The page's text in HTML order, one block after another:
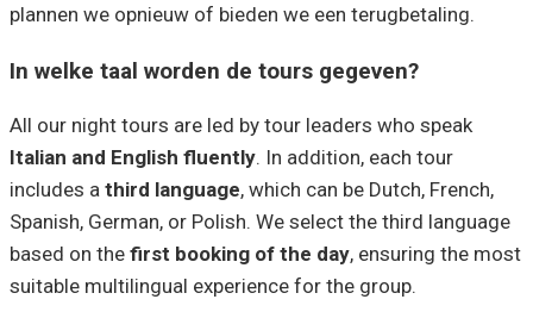
plannen we opnieuw of bieden we een terugbetaling.
In welke taal worden de tours gegeven?
All our night tours are led by tour leaders who speak
Italian and English fluently. In addition, each tour
includes a third language, which can be Dutch, French,
Spanish, German, or Polish. We select the third language
based on the first booking of the day, ensuring the most
suitable multilingual experience for the group.